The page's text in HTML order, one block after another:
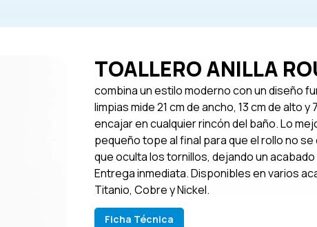
TOALLERO ANILLA
combina un estilo moderno con un diseño
limpias mide 21 cm de ancho, 13 cm de alto
encajar en cualquier rincón del baño. Lo
pequeño tope al final para que el rollo no
que oculta los tornillos, dejando un
Entrega inmediata. Disponibles en varios
Titanio, Cobre y Nickel.
Ficha Técnica